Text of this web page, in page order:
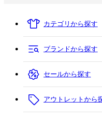
カテゴリから探す
ブランドから探す
セールから探す
アウトレットから